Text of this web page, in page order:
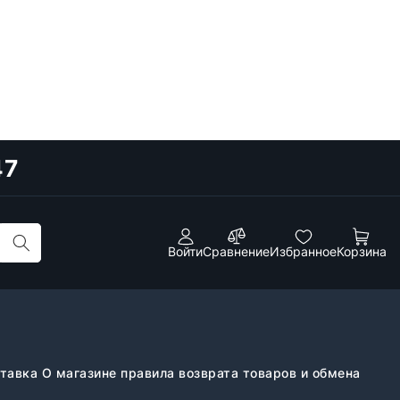
ВойтиСравнениеИзбранноеКорзина
О магазине правила возврата товаров и обмена